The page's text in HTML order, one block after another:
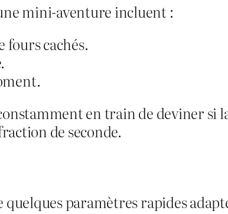
mini‑aventure incluent :
fours cachés.
en train de deviner si
de seconde.
paramètres rapides